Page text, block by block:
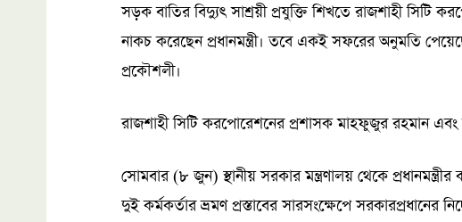
সড়ক বাতির বিদ্যুৎ সাশ্রয়ী প্রযুক্তি শিখতে রাজশাহী সিটি
নাকচ করেছেন প্রধানমন্ত্রী। তবে একই সফরের অনুমতি
প্রকৌশলী।
রাজশাহী সিটি করপোরেশনের প্রশাসক মাহফুজুর রহমান এবং
সোমবার (৮ জুন) স্থানীয় সরকার মন্ত্রণালয় থেকে
দুই কর্মকর্তার ভ্রমণ প্রস্তাবের সারসংক্ষেপে সরকারপ্রধানের